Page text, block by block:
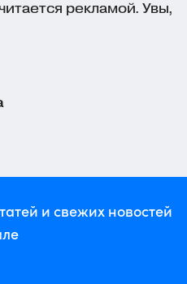
рекламой. Увы,
и свежих новостей